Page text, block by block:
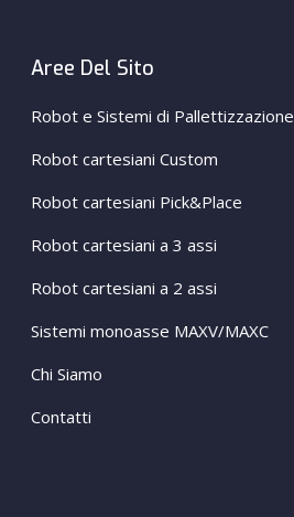
Aree Del Sito
Robot e Sistemi di Pallettizzazione
Robot cartesiani Custom
Robot cartesiani Pick&Place
Robot cartesiani a 3 assi
Robot cartesiani a 2 assi
Sistemi monoasse MAXV/MAXC
Chi Siamo
Contatti